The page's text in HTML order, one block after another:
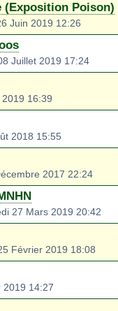
(Exposition Poison)
Juin 2019 12:26
Juillet 2019 17:24
16:39
2018 15:55
2017 22:24
27 Mars 2019 20:42
Février 2019 18:08
2019 14:27